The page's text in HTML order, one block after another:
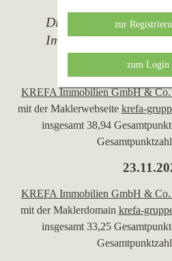
zur
zum Login
Die wichtigsten
Immobilien GmbH &
KREFA Immobilien GmbH &
mit der Maklerwebseite krefa-
insgesamt 38,94
KREFA Immobilien GmbH & Co.
mit der Maklerdomain krefa-
insgesamt 33,25